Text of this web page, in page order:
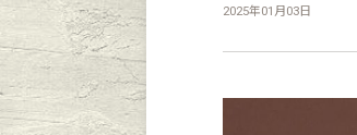
2025年01月03日